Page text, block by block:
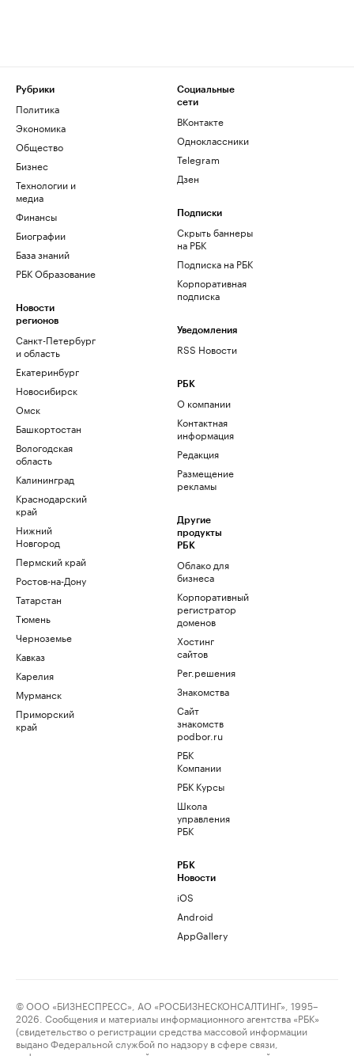
Рубрики
Политика
Экономика
Общество
Бизнес
Технологии и
медиа
Финансы
Биографии
База знаний
РБК Образование
Новости
регионов
Санкт-Петербург
и область
Екатеринбург
Новосибирск
Омск
Башкортостан
Вологодская
область
Калининград
Краснодарский
край
Нижний
Новгород
Пермский край
Ростов-на-Дону
Татарстан
Тюмень
Черноземье
Кавказ
Карелия
Мурманск
Приморский
край
Социальные
сети
ВКонтакте
Одноклассники
Telegram
Дзен
Подписки
Скрыть баннеры
на РБК
Подписка на РБК
Корпоративная
подписка
Уведомления
RSS Новости
РБК
О компании
Контактная
информация
Редакция
Размещение
рекламы
Другие
продукты
РБК
Облако для
бизнеса
Корпоративный
регистратор
доменов
Хостинг
сайтов
Рег.решения
Знакомства
Сайт
знакомств
podbor.ru
РБК
Компании
РБК Курсы
Школа
управления
РБК
РБК
Новости
iOS
Android
AppGallery
© ООО «БИЗНЕСПРЕСС», АО «РОСБИЗНЕСКОНСАЛТИНГ», 1995–
2026. Сообщения и материалы информационного агентства «РБК»
(свидетельство о регистрации средства массовой информации
выдано Федеральной службой по надзору в сфере связи,